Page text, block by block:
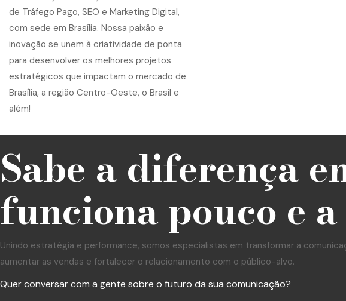
Sabe a diferença
funciona pouco e
Unindo estratégia e performance, somos especialistas em transformar a
aumentar as vendas e fortalecer o relacionamento com o público-alvo.
Quer conversar com a gente sobre o futuro da sua comunicação?